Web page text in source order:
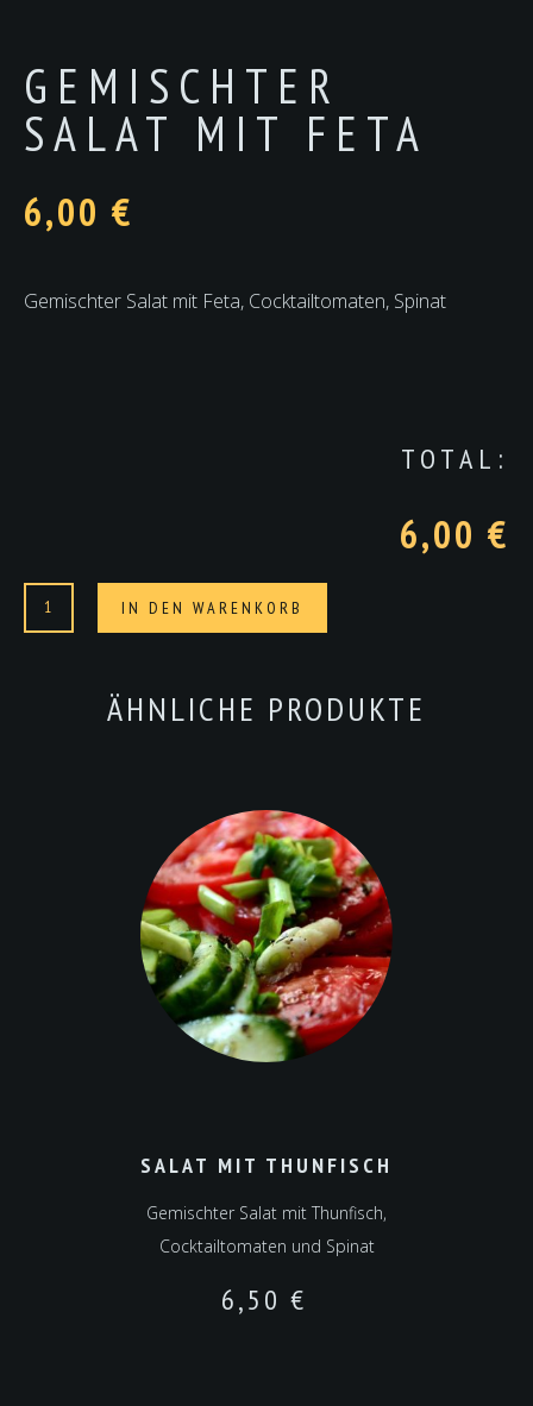
GEMISCHTER
SALAT MIT FETA
6,00 €
Gemischter Salat mit Feta, Cocktailtomaten, Spinat
TOTAL:
6,00 €
Gemischter
Salat
IN DEN WARENKORB
ÄHNLICHE PRODUKTE
SALAT MIT THUNFISCH
Gemischter Salat mit Thunfisch,
Cocktailtomaten und Spinat
6,50 €